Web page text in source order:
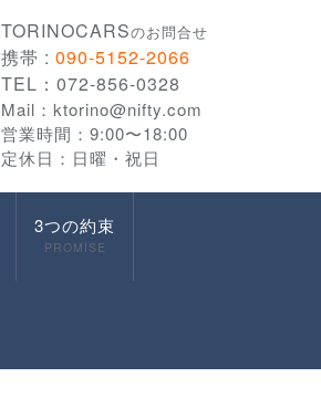
TORINOCARSのお問合せ
携帯 : 090-5152-2066
TEL：072-856-0328
Mail： ktorino@nifty.com
営業時間：9:00〜18:00
定休日：日曜・祝日
3つの約束
PROMISE